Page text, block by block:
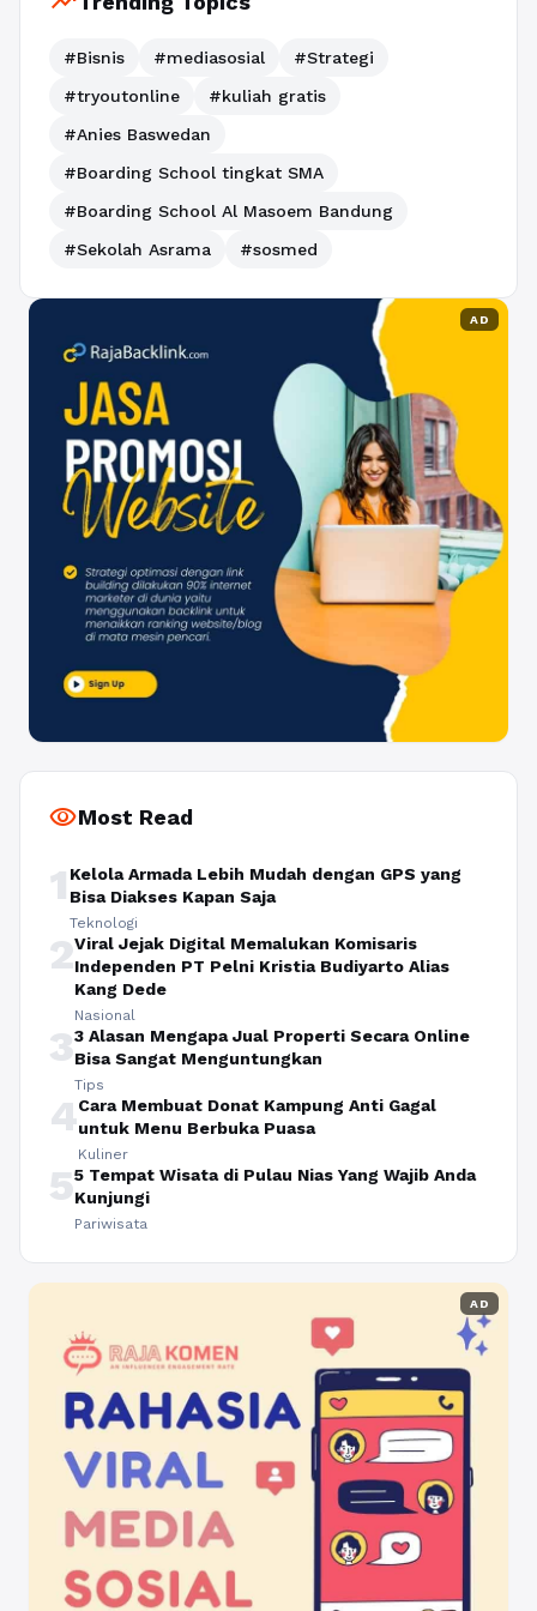
#Bisnis #mediasosial
#Strategi
#tryoutonline
#kuliah gratis
#Anies Baswedan
#Boarding School tingkat SMA
#Boarding School Al Masoem Bandung
#Sekolah Asrama
#sosmed
AD
visibilityMost Read
1 Kelola Armada Lebih Mudah dengan GPS yang
Bisa Diakses Kapan Saja
Teknologi
2Viral Jejak Digital Memalukan Komisaris
Independen PT Pelni Kristia Budiyarto Alias
Kang Dede
Nasional
33 Alasan Mengapa Jual Properti Secara Online
Bisa Sangat Menguntungkan
Tips
4Cara Membuat Donat Kampung Anti Gagal
untuk Menu Berbuka Puasa
Kuliner
55 Tempat Wisata di Pulau Nias Yang Wajib Anda
Kunjungi
Pariwisata
AD